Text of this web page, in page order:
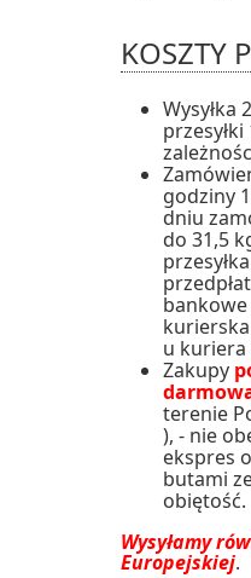
KOSZTY
Wysyłka
przesyłki
godziny
dniu
do 31,5
bankowe
u kuriera
Zakupy
terenie
), - nie
ekspres
butami
obiętość.
Wysyłamy
Europejskiej.